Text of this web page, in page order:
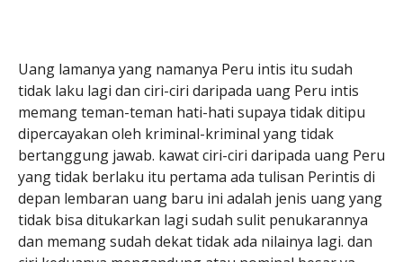
Uang lamanya yang namanya Peru intis itu sudah
tidak laku lagi dan ciri-ciri daripada uang Peru intis
memang teman-teman hati-hati supaya tidak ditipu
dipercayakan oleh kriminal-kriminal yang tidak
bertanggung jawab. kawat ciri-ciri daripada uang Peru
yang tidak berlaku itu pertama ada tulisan Perintis di
depan lembaran uang baru ini adalah jenis uang yang
tidak bisa ditukarkan lagi sudah sulit penukarannya
dan memang sudah dekat tidak ada nilainya lagi. dan